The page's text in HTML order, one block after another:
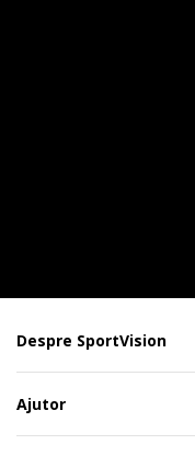
Despre SportVision
Ajutor